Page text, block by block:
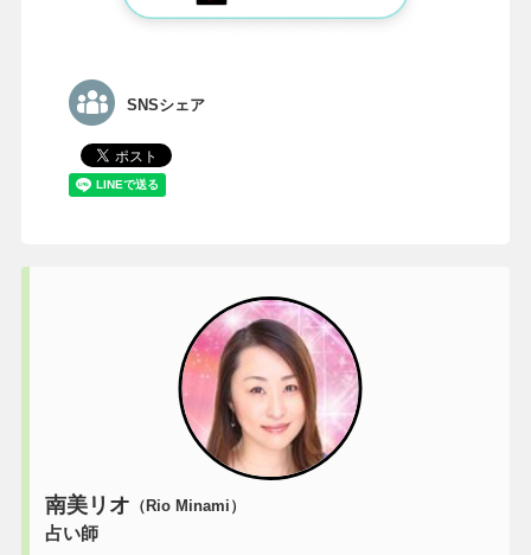
SNSシェア
南美リオ （Rio Minami）
占い師